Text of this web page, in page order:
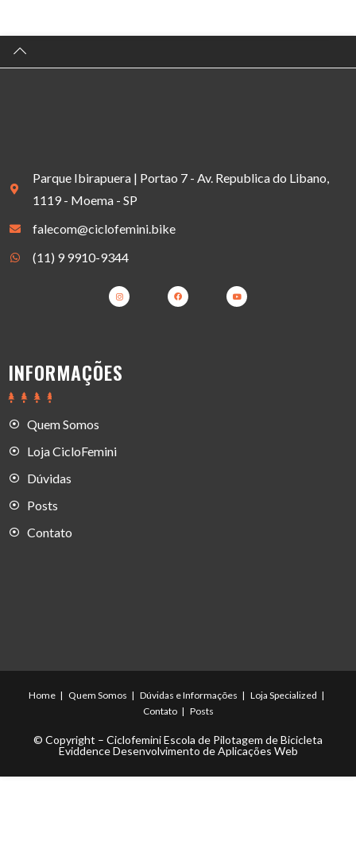
Parque Ibirapuera | Portao 7 - Av. Republica do Libano,
1119 - Moema - SP
falecom@ciclofemini.bike
(11) 9 9910-9344
INFORMAÇÕES
Quem Somos
Loja CicloFemini
Dúvidas
Posts
Contato
Home Quem Somos Dúvidas e Informações
Loja Specialized
Contato
Posts
© Copyright – Ciclofemini Escola de Pilotagem de Bicicleta
Eviddence Desenvolvimento de Aplicações Web